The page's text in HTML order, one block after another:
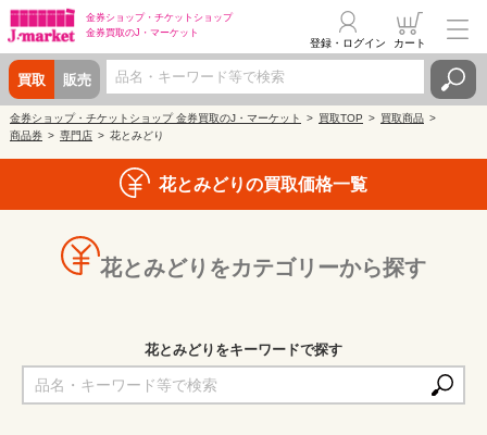
金券ショップ・ チケットショップ
金券買取のJ・マーケット
買取 販売
登録・ログイン カート
金券ショップ・チケットショップ 金券買取のJ・マーケット 買取TOP
買取商品
商品券
専門店 花とみどり
花とみどりの買取価格一覧
花とみどりをカテゴリーから探す
花とみどりをキーワードで探す